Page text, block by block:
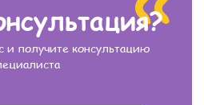
и получите консультацию